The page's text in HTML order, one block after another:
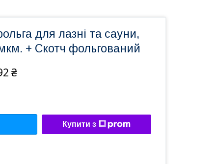
для лазні та сауни,
+ Скотч фольгований
₴
Купити з